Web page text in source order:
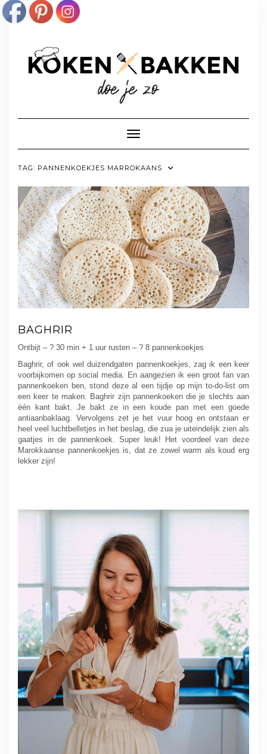
Toggle navigatie
TAG: PANNENKOEKJES MARROKAANS
BAGHRIR
Ontbijt – ? 30 min + 1 uur rusten – ? 8 pannenkoekjes
Baghrir, of ook wel duizendgaten pannenkoekjes, zag ik een keer
voorbijkomen op social media. En aangezien ik een groot fan van
pannenkoeken ben, stond deze al een tijdje op mijn to-do-list om
een keer te maken. Baghrir zijn pannenkoeken die je slechts aan
één kant bakt. Je bakt ze in een koude pan met een goede
antiaanbaklaag. Vervolgens zet je het vuur hoog en ontstaan er
heel veel luchtbelletjes in het beslag, die zua je uiteindelijk zien als
gaatjes in de pannenkoek. Super leuk! Het voordeel van deze
Marokkaanse pannenkoekjes is, dat ze zowel warm als koud erg
lekker zijn!